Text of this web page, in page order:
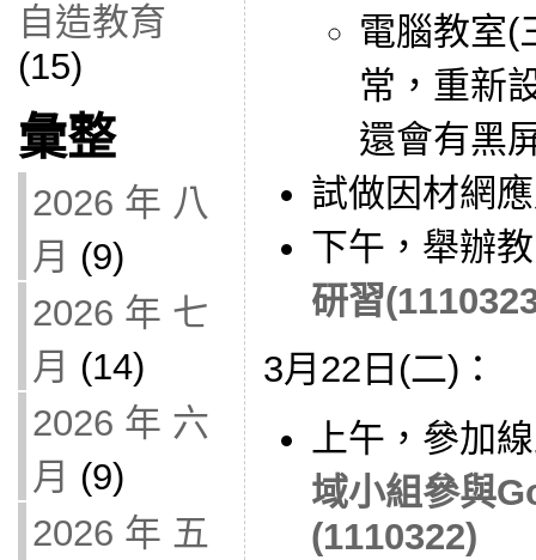
自造教育
(15)
彙整
2026 年 八
月 (9)
2026 年 七
月 (14)
2026 年 六
月 (9)
2026 年 五
電腦教室(
常，重新
還會有黑
試做因材網
下午，舉辦
研習
3月22日(二)：
上午，參加
域小組參與
(1110322)